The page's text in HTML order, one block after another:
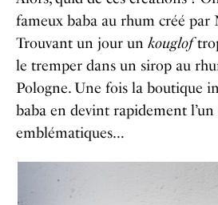
fameux baba au rhum créé par
Trouvant un jour un kouglof
le tremper dans un sirop au
Pologne. Une fois la boutique
baba en devint rapidement l’un
emblématiques…